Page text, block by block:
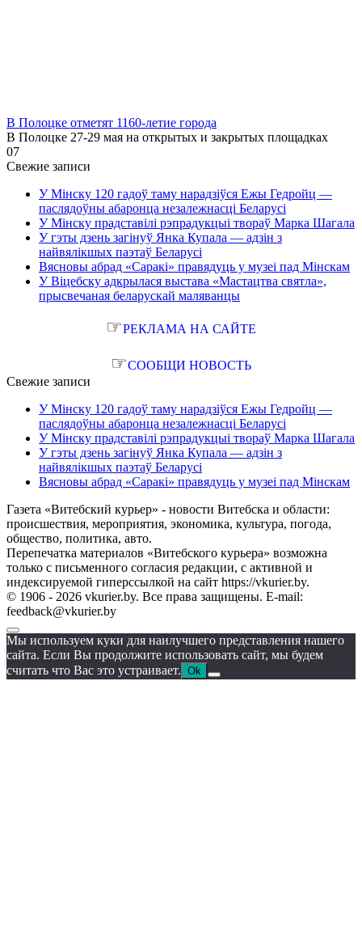
В Полоцке отметят 1160-летие города
В Полоцке 27-29 мая на открытых и закрытых площадках
07
Свежие записи
У Мінску 120 гадоў таму нарадзіўся Ежы Гедройц —
паслядоўны абаронца незалежнасці Беларусі
У Мінску прадставілі рэпрадукцыі твораў Марка Шагала
У гэты дзень загінуў Янка Купала — адзін з
найвялікшых паэтаў Беларусі
Вясновы абрад «Саракі» правядуць у музеі пад Мінскам
У Віцебску адкрылася выстава «Мастацтва святла»,
прысвечаная беларускай маляванцы
☞РЕКЛАМА НА САЙТЕ
☞СООБЩИ НОВОСТЬ
Свежие записи
У Мінску 120 гадоў таму нарадзіўся Ежы Гедройц —
паслядоўны абаронца незалежнасці Беларусі
У Мінску прадставілі рэпрадукцыі твораў Марка Шагала
У гэты дзень загінуў Янка Купала — адзін з
найвялікшых паэтаў Беларусі
Вясновы абрад «Саракі» правядуць у музеі пад Мінскам
Газета «Витебский курьер» - новости Витебска и области:
происшествия, мероприятия, экономика, культура, погода,
общество, политика, авто.
Перепечатка материалов «Витебского курьера» возможна
только с письменного согласия редакции, с активной и
индексируемой гиперссылкой на сайт https://vkurier.by.
© 1906 - 2026 vkurier.by. Все права защищены. E-mail:
feedback@vkurier.by
Мы используем куки для наилучшего представления нашего
сайта. Если Вы продолжите использовать сайт, мы будем
считать что Вас это устраивает. Ok